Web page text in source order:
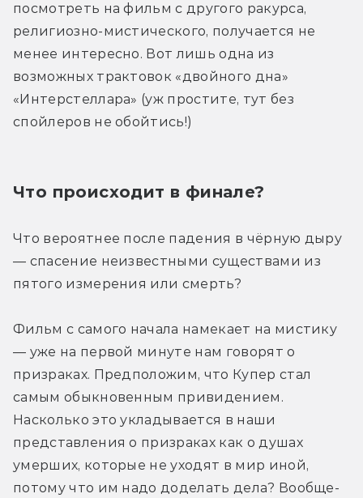
посмотреть на фильм с другого ракурса,
религиозно-мистического, получается не
менее интересно. Вот лишь одна из
возможных трактовок «двойного дна»
«Интерстеллара» (уж простите, тут без
спойлеров не обойтись!)
Что происходит в финале?
Что вероятнее после падения в чёрную дыру
— спасение неизвестными существами из
пятого измерения или смерть?
Фильм с самого начала намекает на мистику
— уже на первой минуте нам говорят о
призраках. Предположим, что Купер стал
самым обыкновенным привидением.
Насколько это укладывается в наши
представления о призраках как о душах
умерших, которые не уходят в мир иной,
потому что им надо доделать дела? Вообще-